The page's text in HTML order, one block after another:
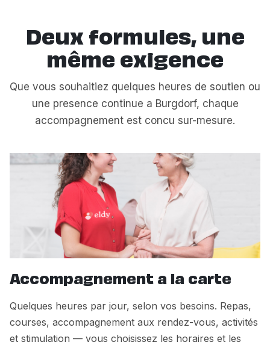
Deux formules, une
même exigence
Que vous souhaitiez quelques heures de soutien ou
une presence continue a Burgdorf, chaque
accompagnement est concu sur-mesure.
Accompagnement a la carte
Quelques heures par jour, selon vos besoins. Repas,
courses, accompagnement aux rendez-vous, activités
et stimulation — vous choisissez les horaires et les